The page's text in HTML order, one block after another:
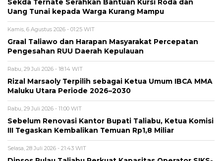
Sekda Ternate Serahkan Bantuan Kursi Roda dan
Uang Tunai kepada Warga Kurang Mampu
Kamis, 6 Agustus 2026 - 01:25 WIT
Graal Taliawo dan Harapan Masyarakat Percepatan
Pengesahan RUU Daerah Kepulauan
Rabu, 29 Juli 2026 - 18:14 WIT
Rizal Marsaoly Terpilih sebagai Ketua Umum IBCA MMA
Maluku Utara Periode 2026–2030
Rabu, 29 Juli 2026 - 11:00 WIT
Sebelum Renovasi Kantor Bupati Taliabu, Ketua Komisi
III Tegaskan Kembalikan Temuan Rp1,8 Miliar
Selasa, 28 Juli 2026 - 21:43 WIT